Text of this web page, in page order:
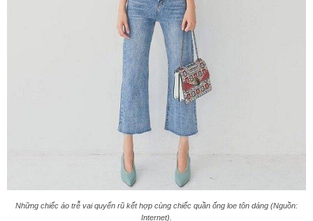
Những chiếc áo trễ vai quyến rũ kết hợp cùng chiếc quần ống loe tôn dáng (Nguồn:
Internet).